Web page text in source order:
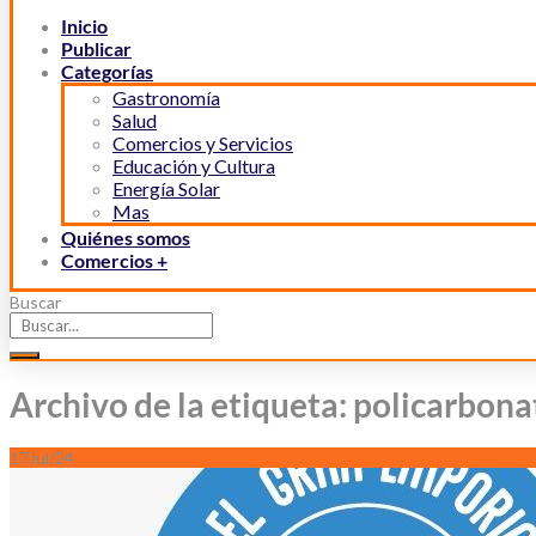
Inicio
Publicar
Categorías
Gastronomía
Salud
Comercios y Servicios
Educación y Cultura
Energía Solar
Mas
Quiénes somos
Comercios +
Buscar
Archivo de la etiqueta:
17Jul/24